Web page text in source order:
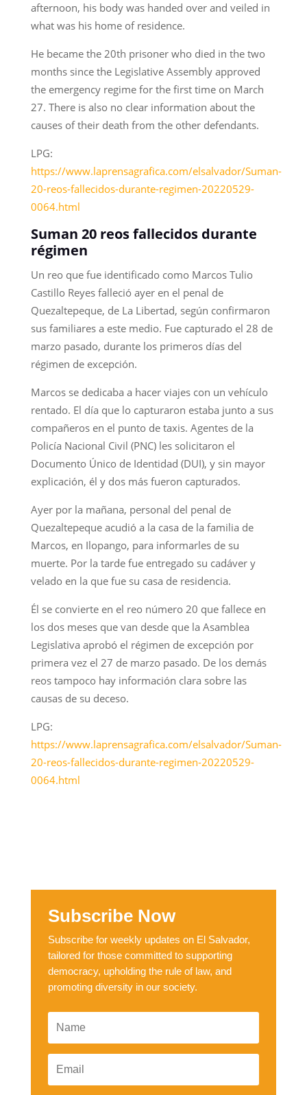
afternoon, his body was handed over and veiled in
what was his home of residence.
He became the 20th prisoner who died in the two
months since the Legislative Assembly approved
the emergency regime for the first time on March
27. There is also no clear information about the
causes of their death from the other defendants.
LPG:
https://www.laprensagrafica.com/elsalvador/Suman-
20-reos-fallecidos-durante-regimen-20220529-
0064.html
Suman 20 reos fallecidos durante
régimen
Un reo que fue identificado como Marcos Tulio
Castillo Reyes falleció ayer en el penal de
Quezaltepeque, de La Libertad, según confirmaron
sus familiares a este medio. Fue capturado el 28 de
marzo pasado, durante los primeros días del
régimen de excepción.
Marcos se dedicaba a hacer viajes con un vehículo
rentado. El día que lo capturaron estaba junto a sus
compañeros en el punto de taxis. Agentes de la
Policía Nacional Civil (PNC) les solicitaron el
Documento Único de Identidad (DUI), y sin mayor
explicación, él y dos más fueron capturados.
Ayer por la mañana, personal del penal de
Quezaltepeque acudió a la casa de la familia de
Marcos, en Ilopango, para informarles de su
muerte. Por la tarde fue entregado su cadáver y
velado en la que fue su casa de residencia.
Él se convierte en el reo número 20 que fallece en
los dos meses que van desde que la Asamblea
Legislativa aprobó el régimen de excepción por
primera vez el 27 de marzo pasado. De los demás
reos tampoco hay información clara sobre las
causas de su deceso.
LPG:
https://www.laprensagrafica.com/elsalvador/Suman-
20-reos-fallecidos-durante-regimen-20220529-
0064.html
Subscribe Now
Subscribe for weekly updates on El Salvador,
tailored for those committed to supporting
democracy, upholding the rule of law, and
promoting diversity in our society.